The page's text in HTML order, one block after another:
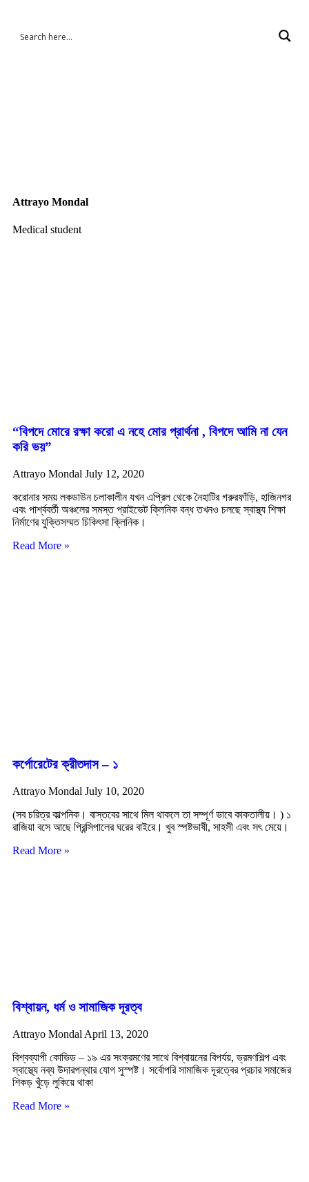
Attrayo Mondal
Medical student
“বিপদে মোরে রক্ষা করো এ নহে মোর প্রার্থনা , বিপদে আমি না যেন
করি ভয়”
Attrayo Mondal July 12, 2020
করোনার সময় লকডাউন চলাকালীন যখন এপ্রিল থেকে নৈহাটির গরুরফাঁড়ি, হাজিনগর
এবং পার্শ্ববর্তী অঞ্চলের সমস্ত প্রাইভেট ক্লিনিক বন্ধ তখনও চলছে স্বাস্থ্য শিক্ষা
নির্মাণের যুক্তিসম্মত চিকিৎসা ক্লিনিক।
Read More »
কর্পোরেটের ক্রীতদাস – ১
Attrayo Mondal July 10, 2020
(সব চরিত্র কাল্পনিক। বাস্তবের সাথে মিল থাকলে তা সম্পূর্ণ ভাবে কাকতালীয়। ) ১
রাজিয়া বসে আছে প্রিন্সিপালের ঘরের বাইরে। খুব স্পষ্টভাষী, সাহসী এবং সৎ মেয়ে।
Read More »
বিশ্বায়ন, ধর্ম ও সামাজিক দূরত্ব
Attrayo Mondal April 13, 2020
বিশ্বব্যাপী কোভিড – ১৯ এর সংক্রমণের সাথে বিশ্বায়নের বিপর্যয়, ভ্রমণশিল্প এবং
স্বাস্থ্যে নব্য উদারপন্থার যোগ সুস্পষ্ট। সর্বোপরি সামাজিক দূরত্বের প্রচার সমাজের
শিকড় খুঁড়ে লুকিয়ে থাকা
Read More »